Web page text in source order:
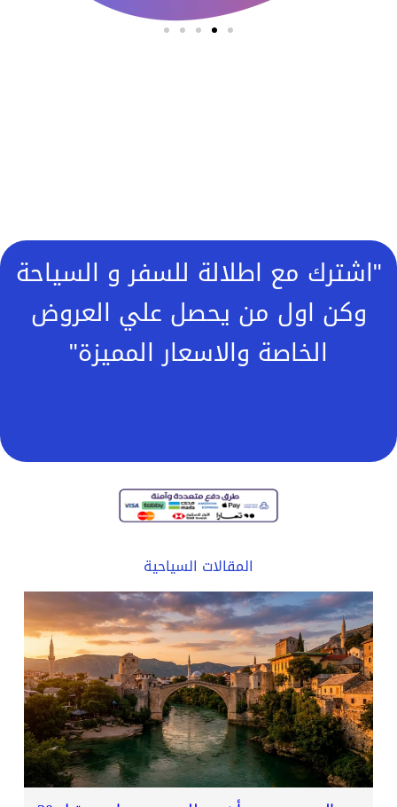
"اشترك مع اطلالة للسفر و السياحة
وكن اول من يحصل علي العروض
الخاصة والاسعار المميزة"
المقالات السياحية